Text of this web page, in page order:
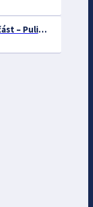
Maďarská plemena psů 1. část – Puli, Komondor